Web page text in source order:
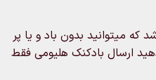
through
۱۹۵,۰۰۰تومان
میتوانید بدون باد و یا پر
ارسال بادکنک هلیومی فقط